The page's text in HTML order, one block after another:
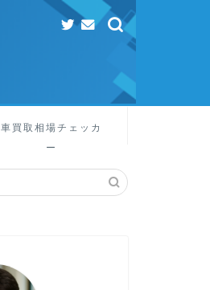
車買取相場チェッカ
ー